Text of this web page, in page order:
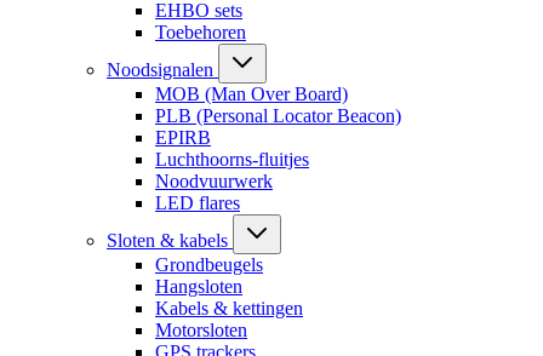
EHBO sets
Toebehoren
Noodsignalen
MOB (Man Over Board)
PLB (Personal Locator Beacon)
EPIRB
Luchthoorns-fluitjes
Noodvuurwerk
LED flares
Sloten & kabels
Grondbeugels
Hangsloten
Kabels & kettingen
Motorsloten
GPS trackers